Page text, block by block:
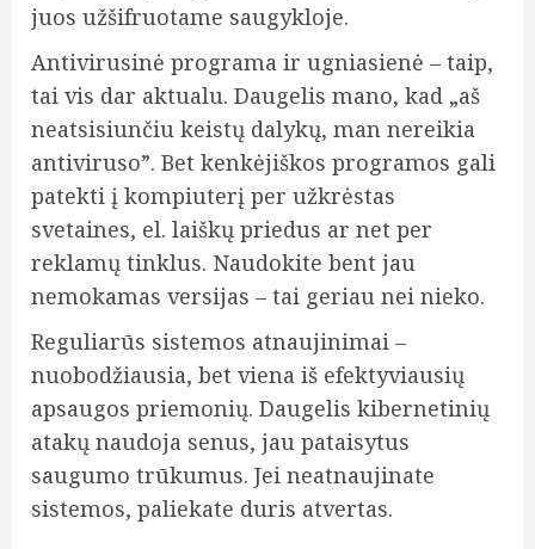
juos užšifruotame saugykloje.
Antivirusinė programa ir ugniasienė – taip,
tai vis dar aktualu. Daugelis mano, kad „aš
neatsisiunčiu keistų dalykų, man nereikia
antiviruso”. Bet kenkėjiškos programos gali
patekti į kompiuterį per užkrėstas
svetaines, el. laiškų priedus ar net per
reklamų tinklus. Naudokite bent jau
nemokamas versijas – tai geriau nei nieko.
Reguliarūs sistemos atnaujinimai –
nuobodžiausia, bet viena iš efektyviausių
apsaugos priemonių. Daugelis kibernetinių
atakų naudoja senus, jau pataisytus
saugumo trūkumus. Jei neatnaujinate
sistemos, paliekate duris atvertas.